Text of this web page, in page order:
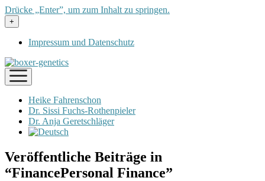
Drücke „Enter”, um zum Inhalt zu springen.
Menü
öffnen
+
Impressum und Datenschutz
Menü
öffnen
Heike Fahrenschon
Dr. Sissi Fuchs-Rothenpieler
Dr. Anja Geretschläger
Veröffentliche Beiträge in
“FinancePersonal Finance”